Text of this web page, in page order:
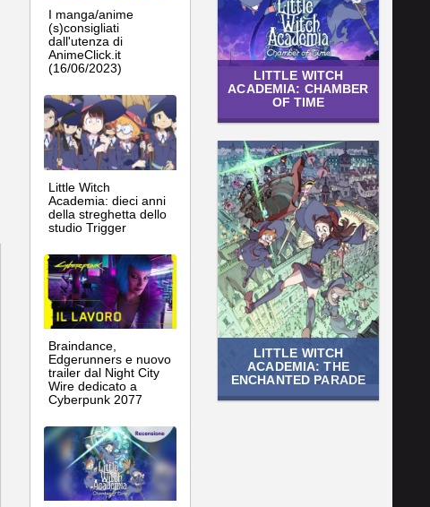
I manga/anime
(s)consigliati
dall'utenza di
AnimeClick.it
(16/06/2023)
Little Witch
Academia: dieci anni
della streghetta dello
studio Trigger
Braindance,
Edgerunners e nuovo
trailer dal Night City
Wire dedicato a
Cyberpunk 2077
LITTLE WITCH
ACADEMIA: CHAMBER
OF TIME
LITTLE WITCH
ACADEMIA: THE
ENCHANTED PARADE